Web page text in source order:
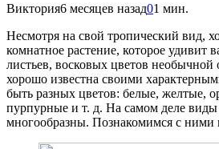
Виктория6 месяцев назад01 мин.
Несмотря на свой тропический вид,
комнатное растение, которое удивит
листьев, восковых цветов
хорошо известна своими
быть разных цветов: белые, желтые,
пурпурные и т. д. На самом деле виды
многообразны. Познакомимся с ними